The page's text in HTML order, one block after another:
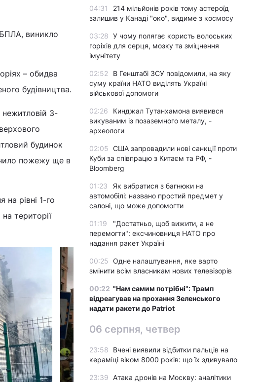
БПЛА, виникло
– обидва
будівництва.
нежитловій 3-
будинок
пожежу ще в
на рівні 1-го
території
04:31
214 мільйонів років тому астероїд
залишив у Канаді "око", видиме з космосу
03:28 У чому полягає користь волоських
горіхів для серця, мозку та зміцнення
імунітету
02:52
В Генштабі ЗСУ повідомили, на яку
суму країни НАТО виділять Україні
військової допомоги
02:26
Кинджал Тутанхамона виявився
викуваним із позаземного металу, -
археологи
02:05 США запровадили нові санкції проти
Куби за співпрацю з Китаєм та РФ, -
Bloomberg
01:23
Як вибратися з багнюки на
автомобілі: названо простий предмет у
салоні, що може допомогти
01:19
"Достатньо, щоб вижити, а не
перемогти": ексчиновниця НАТО про
надання ракет Україні
00:25 Одне налаштування, яке варто
змінити всім власникам нових телевізорів
00:22 "Нам самим потрібні": Трамп
відреагував на прохання Зеленського
надати ракети до Patriot
06 серпня, четвер
23:58
Вчені виявили відбитки пальців на
кераміці віком 8000 років: що їх здивувало
23:39
Атака дронів на Москву: аналітики